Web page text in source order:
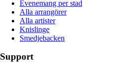
Evenemang per stad
Alla arrangörer
Alla artister
Knislinge
Smedjebacken
Support